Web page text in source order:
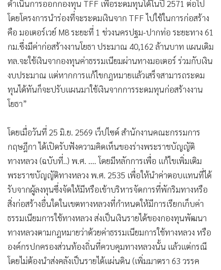
ดำเนินการออกกองทุน TFF เพื่อระดมทุนได้ในปี 2571 ต่อไป
โดยโครงการนำร่องที่จะระดมเงินจาก TFF ไปใช้ในการก่อสร้าง
คือ มอเตอร์เวย์ M8 ระยะที่ 1 ช่วงนครปฐม-ปากท่อ ระยะทาง 61
กม.ซึ่งมีค่าก่อสร้างงานโยธา ประมาณ 40,162 ล้านบาท แผนเดิม
ทล.จะใช้เงินจากองทุนค่าธรรมเนียมผ่านทางมอเตอร์ ร่วมกับเงิน
งบประมาณ แต่หากการแก้ไขกฎหมายแล้วเสร็จสามารถระดม
ทุนได้ทันก็จะปรับแผนมาใช้เงินจากการระดมทุนก่อสร้างงาน
โยธา”
โดยเมื่อวันที่ 25 มิ.ย. 2569 เว็ปไซด์ สำนักงานคณะกรรมการ
กฤษฎีกา ได้เปิดรับฟังความคิดเห็นของร่างพระราชบัญญัติ
ทางหลวง (ฉบับที่..) พ.ศ. .... โดยมีหลักการเพื่อ แก้ไขเพิ่มเติม
พระราชบัญญัติทางหลวง พ.ศ. 2535 เพื่อให้นำค่าตอบแทนที่ได้
รับจากผู้ลงทุนซึ่งจัดให้มีหรือเข้าบริหารจัดการที่พักริมทางหรือ
สิ่งก่อสร้างอื่นใดในเขตทางหลวงที่กำหนดให้มีการเรียกเก็บค่า
ธรรมเนียมการใช้ทางหลวง ส่งเป็นเงินรายได้ของกองทุนพัฒนา
ทางหลวงตามกฎหมายว่าด้วยค่าธรรมเนียมการใช้ทางหลวง หรือ
องค์กรปกครองส่วนท้องถิ่นที่ควบคุมทางหลวงนั้น แล้วแต่กรณี
โดยไม่ต้องนำส่งคลังเป็นรายได้แผ่นดิน (เพิ่มมาตรา 63 วรรค